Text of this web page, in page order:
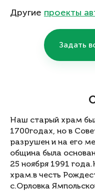
Другие проекты
Задать
Наш старый храм
1700годах, но в
разрушен и на его
община была
25 ноября 1991
храм.в честь
с.Орловка